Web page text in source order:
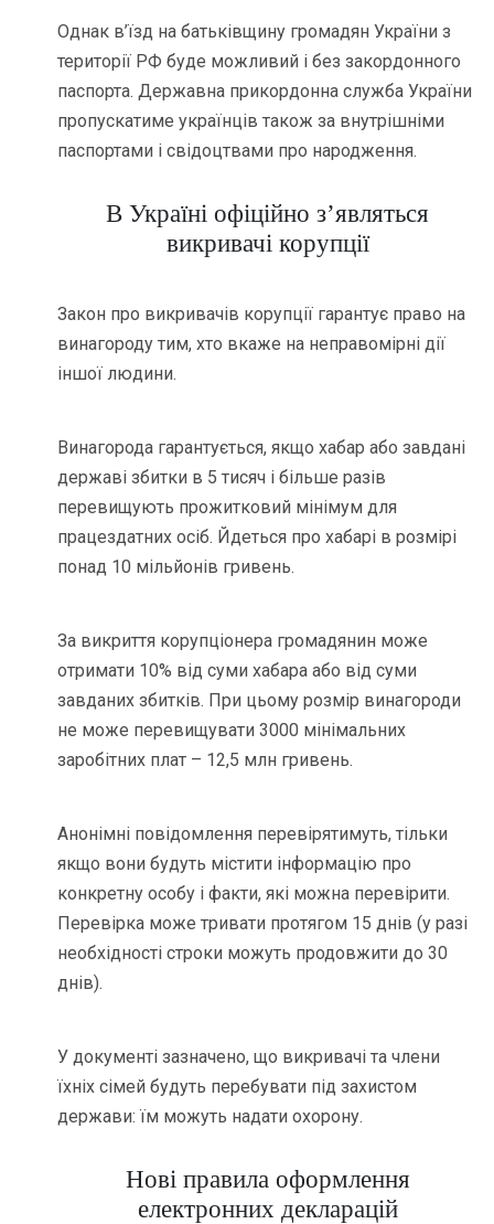
Однак в’їзд на батьківщину громадян України з
території РФ буде можливий і без закордонного
паспорта. Державна прикордонна служба України
пропускатиме українців також за внутрішніми
паспортами і свідоцтвами про народження.
В Україні офіційно з’являться
викривачі корупції
Закон про викривачів корупції гарантує право на
винагороду тим, хто вкаже на неправомірні дії
іншої людини.
Винагорода гарантується, якщо хабар або завдані
державі збитки в 5 тисяч і більше разів
перевищують прожитковий мінімум для
працездатних осіб. Йдеться про хабарі в розмірі
понад 10 мільйонів гривень.
За викриття корупціонера громадянин може
отримати 10% від суми хабара або від суми
завданих збитків. При цьому розмір винагороди
не може перевищувати 3000 мінімальних
заробітних плат – 12,5 млн гривень.
Анонімні повідомлення перевірятимуть, тільки
якщо вони будуть містити інформацію про
конкретну особу і факти, які можна перевірити.
Перевірка може тривати протягом 15 днів (у разі
необхідності строки можуть продовжити до 30
днів).
У документі зазначено, що викривачі та члени
їхніх сімей будуть перебувати під захистом
держави: їм можуть надати охорону.
Нові правила оформлення
електронних декларацій